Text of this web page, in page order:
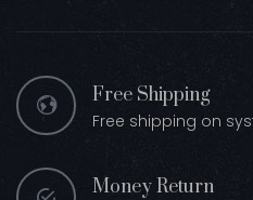
Free Shipping
Free shipping on
Money Return